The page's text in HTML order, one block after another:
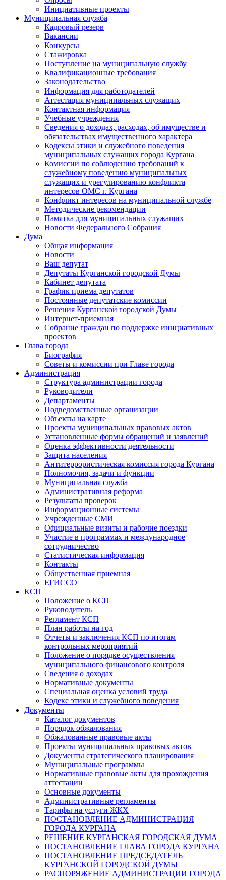
Инициативные проекты
Муниципальная служба
Кадровый резерв
Вакансии
Конкурсы
Стажировка
Поступление на муниципальную службу
Квалификационные требования
Законодательство
Информация для работодателей
Аттестация муниципальных служащих
Контактная информация
Учебные учреждения
Сведения о доходах, расходах, об имуществе и
обязательствах имущественного характера
Кодексы этики и служебного поведения
муниципальных служащих города Кургана
Комиссии по соблюдению требований к
служебному поведению муниципальных
служащих и урегулированию конфликта
интересов ОМС г. Кургана
Конфликт интересов на муниципальной службе
Методические рекомендации
Памятка для муниципальных служащих
Новости Федерального Cобрания
Дума
Общая информация
Новости
Ваш депутат
Депутаты Курганской городской Думы
Кабинет депутата
График приема депутатов
Постоянные депутатские комиссии
Решения Курганской городской Думы
Интернет-приемная
Собрание граждан по поддержке инициативных
проектов
Глава города
Биография
Советы и комиссии при Главе города
Администрация
Структура администрации города
Руководители
Департаменты
Подведомственные организации
Объекты на карте
Проекты муниципальных правовых актов
Установленные формы обращений и заявлений
Оценка эффективности деятельности
Защита населения
Антитеррористическая комиссия города Кургана
Полномочия, задачи и функции
Муниципальная служба
Административная реформа
Результаты проверок
Информационные системы
Учрежденные СМИ
Официальные визиты и рабочие поездки
Участие в программах и международное
сотрудничество
Статистическая информация
Контакты
Общественная приемная
ЕГИССО
КСП
Положение о КСП
Руководитель
Регламент КСП
План работы на год
Отчеты и заключения КСП по итогам
контрольных мероприятий
Положение о порядке осуществления
муниципального финансового контроля
Сведения о доходах
Нормативные документы
Специальная оценка условий труда
Кодекс этики и служебного поведения
Документы
Каталог документов
Порядок обжалования
Обжалованные правовые акты
Проекты муниципальных правовых актов
Документы стратегического планирования
Муниципальные программы
Нормативные правовые акты для прохождения
аттестации
Основные документы
Административные регламенты
Тарифы на услуги ЖКХ
ПОСТАНОВЛЕНИЕ АДМИНИСТРАЦИЯ
ГОРОДА КУРГАНА
РЕШЕНИЕ КУРГАНСКАЯ ГОРОДСКАЯ ДУМА
ПОСТАНОВЛЕНИЕ ГЛАВА ГОРОДА КУРГАНА
ПОСТАНОВЛЕНИЕ ПРЕДСЕДАТЕЛЬ
КУРГАНСКОЙ ГОРОДСКОЙ ДУМЫ
РАСПОРЯЖЕНИЕ АДМИНИСТРАЦИИ ГОРОДА